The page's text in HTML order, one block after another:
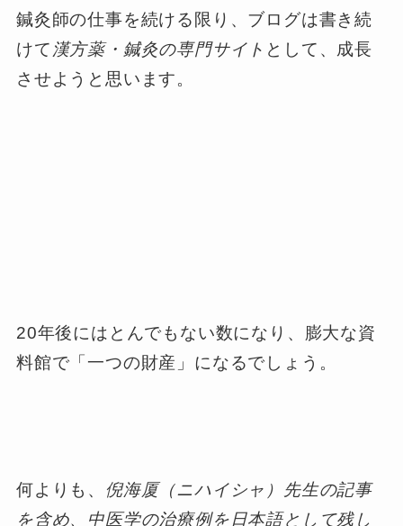
鍼灸師の仕事を続ける限り、ブログは書き続
けて 漢方薬・鍼灸の専門サイト として、成長
させようと思います。
20年後にはとんでもない数になり、膨大な資
料館で「一つの財産」になるでしょう。
何よりも、 倪海厦（ニハイシャ）先生の記事
を含め、中医学の治療例を日本語として残し